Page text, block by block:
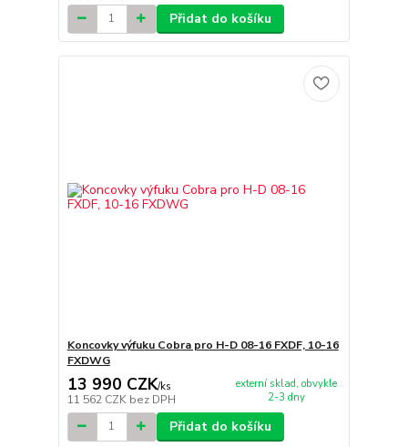
Přidat do košíku
Koncovky výfuku Cobra pro H-D 08-16 FXDF, 10-16
FXDWG
13 990 CZK/ks
11 562 CZK bez DPH
externí sklad, obvykle
2-3 dny
Přidat do košíku